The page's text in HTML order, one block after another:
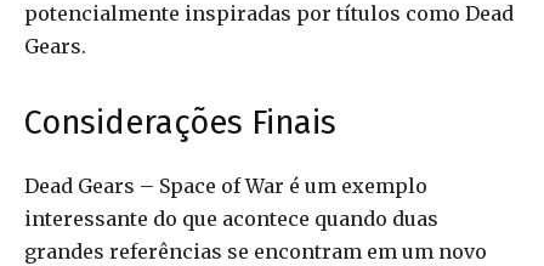
potencialmente inspiradas por títulos como Dead
Gears.
Considerações Finais
Dead Gears – Space of War é um exemplo
interessante do que acontece quando duas
grandes referências se encontram em um novo